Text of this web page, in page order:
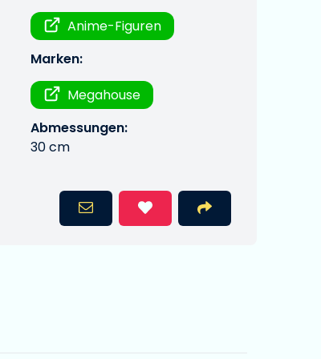
Anime-Figuren
Marken:
Megahouse
Abmessungen:
30 cm